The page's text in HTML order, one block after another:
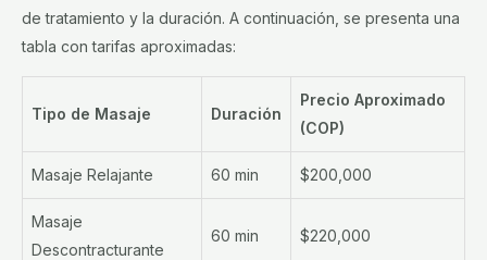
de tratamiento y la duración. A continuación, se presenta una
tabla con tarifas aproximadas:
Tipo de Masaje Duración
Precio Aproximado
(COP)
Masaje Relajante 60 min $200,000
Masaje
Descontracturante
60 min $220,000